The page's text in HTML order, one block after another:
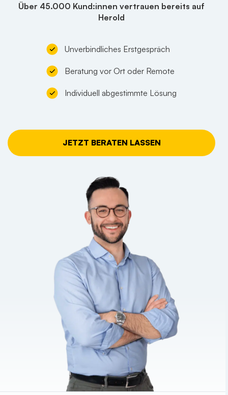
Über 45.000 Kund:innen vertrauen bereits auf
Herold
Unverbindliches Erstgespräch
Beratung vor Ort oder Remote
Individuell abgestimmte Lösung
JETZT BERATEN LASSEN